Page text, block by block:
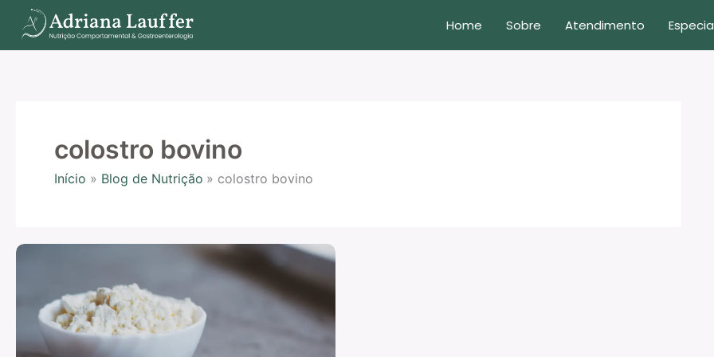
para
o
Home Sobre Atendimento
colostro bovino
Início Blog de Nutrição colostro bovino
seus
benefícios